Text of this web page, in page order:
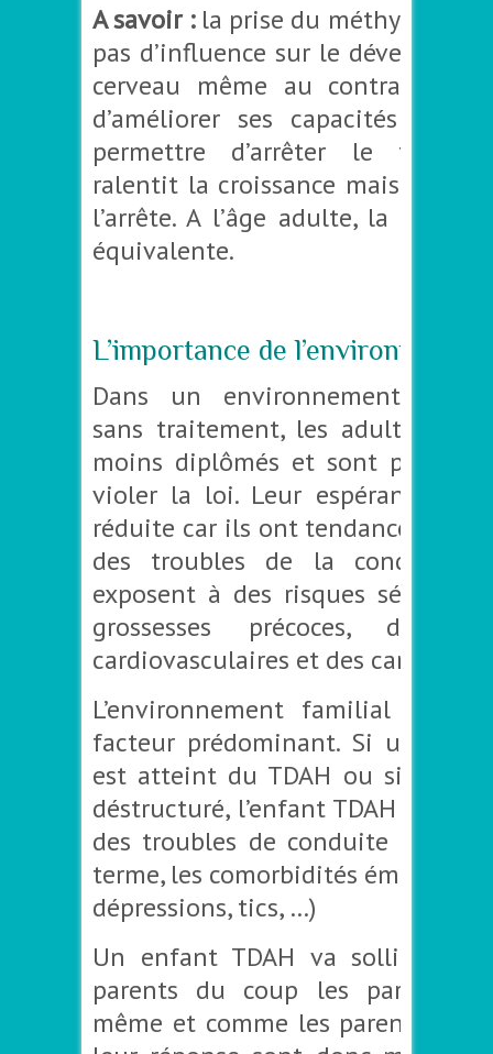
A savoir :la prise du
pas d’influence sur le
cerveau même au contraire, il
d’améliorer ses capacités pour
permettre d’arrêter le
ralentit la croissance mais en
l’arrête. A l’âge adulte, la
équivalente.
L’importance de
Dans un environnement
sans traitement, les adultes
moins diplômés et sont plus
violer la loi. Leur espérance de
réduite car ils ont tendance à
des troubles de la conduite
exposent à des risques
grossesses précoces, des
cardiovasculaires et des cancers.
L’environnement familial est
facteur prédominant. Si un des
est atteint du TDAH ou si le
déstructuré, l’enfant TDAH va
des troubles de conduite et sur
terme, les comorbidités
dépressions, tics, …)
Un enfant TDAH va solliciter
parents du coup les parents
même et comme les parents sont